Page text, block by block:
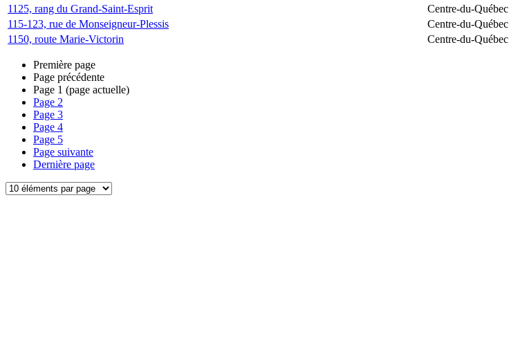
1125, rang du Grand-Saint-Esprit
Centre-du-Québec
115-123, rue de Monseigneur-Plessis
Centre-du-Québec
1150, route Marie-Victorin
Centre-du-Québec
Première page
Page précédente
Page 1 (page actuelle)
Page 2
Page 3
Page 4
Page 5
Page suivante
Dernière page